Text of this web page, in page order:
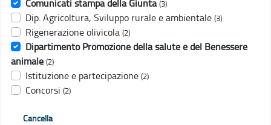
Comunicati stampa della Giunta (3)
Dip. Agricoltura, Sviluppo rurale e ambientale (3)
Rigenerazione olivicola (2)
Dipartimento Promozione della salute e del Benessere
animale (2)
Istituzione e partecipazione (2)
Concorsi (2)
Cancella